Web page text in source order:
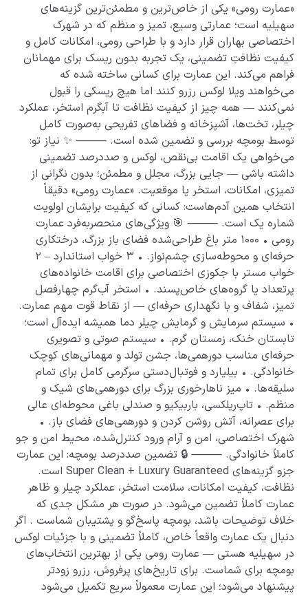
«عمارت رومی» یکی از خاص‌ترین و مطمئن‌ترین گزینه‌های
سهیلیه است؛ عمارتی وسیع، تمیز و منظم که در شهرک
اختصاصی بهاران قرار دارد و با طراحی رومی، امکانات کامل و
کیفیت نظافتِ تضمینی، یک تجربه بدون ریسک برای مهمانان
فراهم می‌کند. این عمارت برای کسانی ساخته شده که
می‌خواهند ویلا لوکس رزرو کنند اما هیچ ریسکی را قبول
نمی‌کنند — همه چیز از کیفیت نظافت تا آبگرم استخر، عملکرد
چیلر، تخت‌ها، آشپزخانه و فضاهای تفریحی به‌صورت کامل
توسط بومچه بررسی و تضمین شده است. ⸻ ✨ نیاز تو:
می‌خواهی یک اقامت بی‌نقص، لوکس و صددرصد تضمینی
داشته باشی — جایی بزرگ، مجلل و مطمئن؛ بدون نگرانی از
تمیزی، امکانات، استخر یا موقعیت. «عمارت رومی» دقیقاً
انتخاب همین آدم‌هاست: کسانی که کیفیت برایشان اولویت
شماره یک است. ⸻ 🎯 ویژگی‌های منحصربه‌فرد عمارت
رومی • ۱۰۰۰ متر باغ طراحی‌شده فضای باز بزرگ، درختکاری
حرفه‌ای و محوطه‌سازی چشم‌نواز. • ۳ خواب استاندارد – ۲
خواب مستر با جکوزی اختصاصی برای اقامت خانواده‌های
پرتعداد یا گروه‌های خاص‌پسند. • استخر آب‌گرم چهارفصل
تمیز، شفاف و با نگهداری حرفه‌ای — از نقاط قوت مهم عمارت.
• سیستم سرمایش و گرمایش چیلر دما همیشه ایده‌آل است؛
تابستان خنک، زمستان گرم. • سیستم صوتی و تصویری
حرفه‌ای مناسب دورهمی‌ها، جشن تولد و مهمانی‌های کوچک
خانوادگی. • بیلیارد و فوتبال‌دستی سرگرمی کامل برای تمام
سلیقه‌ها. • میز ناهارخوری بزرگ برای دورهمی‌های شیک و
منظم. • تاپ‌ریلکسی، باربیکیو و صندلی باغی محوطه‌ای عالی
برای عصرانه، آتش روشن کردن و دورهمی‌های فضای باز. •
شهرک اختصاصی، امن و آرام ورود کنترل‌شده، محیط امن و جو
کاملاً خانوادگی. ⸻ 🔒 تضمین صددرصد بومچه: این عمارت
جزو گزینه‌های Super Clean + Luxury Guaranteed است.
نظافت، کیفیت امکانات، سلامت استخر، عملکرد چیلر و ظاهر
عمارت کاملاً تضمین می‌شود. در صورت هر مشکل جدی که
خلاف توضیحات باشد، بومچه پاسخ‌گو و پشتیبان شماست . اگر
دنبال یک عمارت واقعاً خاص، کاملاً تضمینی و با جزئیات لوکس
در سهیلیه هستی — عمارت رومی یکی از بهترین انتخاب‌های
بومچه برای شماست. برای تاریخ‌های پرفروش، رزرو زودتر
پیشنهاد می‌شود؛ این عمارت معمولاً سریع تکمیل می‌شود